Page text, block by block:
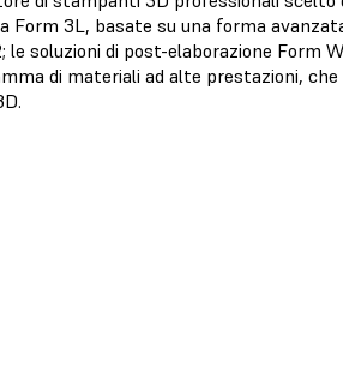
3L, basate su una forma
soluzioni di post-elaborazione Form
di materiali ad alte prestazioni,